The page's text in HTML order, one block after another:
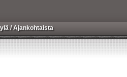
/Ajankohtaista